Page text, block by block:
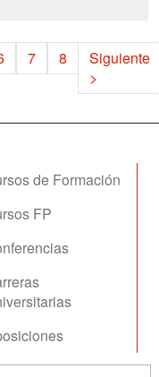
7 8
Siguiente
>
de Formación
FP